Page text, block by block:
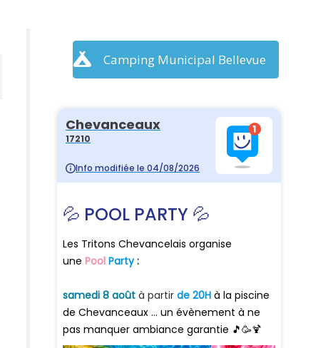
Camping Municipal Bellevue